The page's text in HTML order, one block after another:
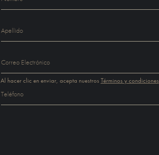
Al hacer clic en enviar, acepta nuestros Términos y condiciones